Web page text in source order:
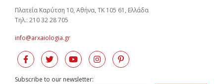
Πλατεία Καρύτση 10, Αθήνα, ΤΚ 105 61, Ελλάδα
Tηλ.: 210 32 28 705
info@arxaiologia.gr
Subscribe to our newsletter: